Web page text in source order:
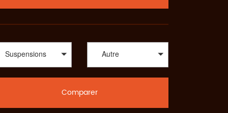
: all-mountain, enduro, descente/freeride, fat,
Suspensions Autre
Comparer